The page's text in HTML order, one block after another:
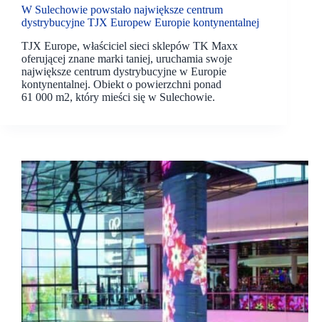
W Sulechowie powstało największe centrum
dystrybucyjne TJX Europew Europie kontynentalnej
TJX Europe, właściciel sieci sklepów TK Maxx
oferującej znane marki taniej, uruchamia swoje
największe centrum dystrybucyjne w Europie
kontynentalnej. Obiekt o powierzchni ponad
61 000 m2, który mieści się w Sulechowie.